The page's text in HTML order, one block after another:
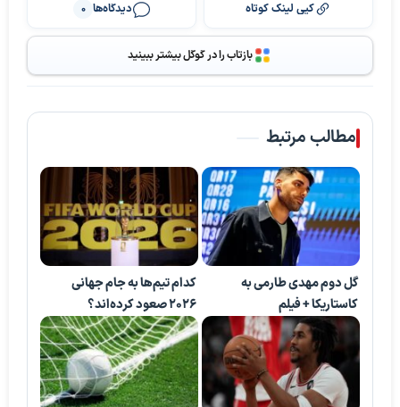
کپی لینک کوتاه دیدگاه‌ها 0
بازتاب را در گوگل بیشتر ببینید
مطالب مرتبط
گل دوم مهدی طارمی به
کاستاریکا + فیلم
کدام تیم‌ها به جام جهانی
۲۰۲۶ صعود کرده‌اند؟